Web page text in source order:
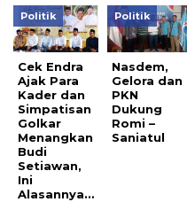
Politik
Cek Endra
Ajak Para
Kader dan
Simpatisan
Golkar
Menangkan
Budi
Setiawan,
Ini
Alasannya…
Politik
Nasdem,
Gelora dan
PKN
Dukung
Romi –
Saniatul